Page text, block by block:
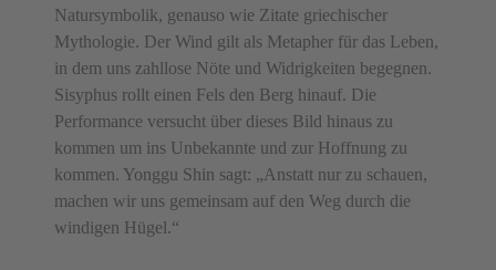
Natursymbolik, genauso wie Zitate griechischer
Mythologie. Der Wind gilt als Metapher für das Leben,
in dem uns zahllose Nöte und Widrigkeiten begegnen.
Sisyphus rollt einen Fels den Berg hinauf. Die
Performance versucht über dieses Bild hinaus zu
kommen um ins Unbekannte und zur Hoffnung zu
kommen. Yonggu Shin sagt: „Anstatt nur zu schauen,
machen wir uns gemeinsam auf den Weg durch die
windigen Hügel.“